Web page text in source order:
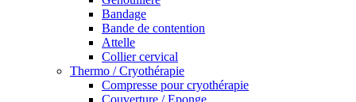
Bandage
Bande de contention
Attelle
Collier cervical
Thermo / Cryothérapie
Compresse pour cryothérapie
Couverture / Eponge